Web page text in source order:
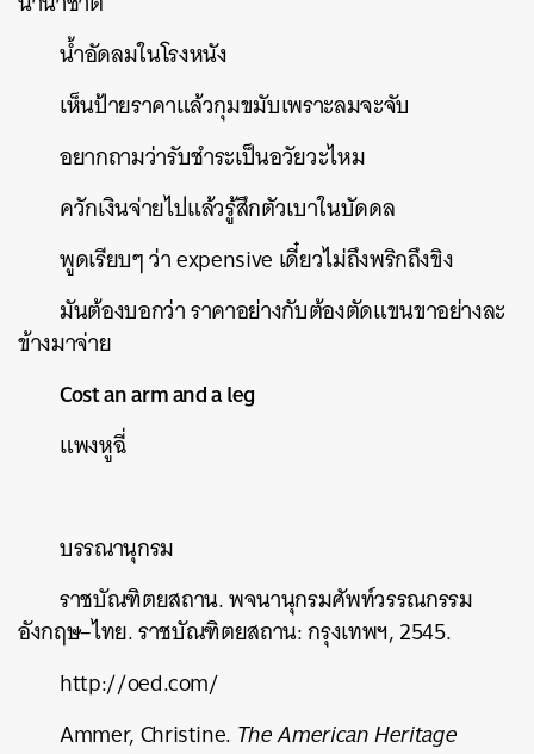
น้ำอัดลมในโรงหนัง
เห็นป้ายราคาแล้วกุมขมับเพราะลมจะจับ
อยากถามว่ารับชำระเป็นอวัยวะไหม
ควักเงินจ่ายไปแล้วรู้สึกตัวเบาในบัดดล
พูดเรียบๆว่าexpensive เดี๋ยวไม่ถึงพริกถึงขิง
มันต้องบอกว่าราคาอย่างกับต้องตัดแขนขาอย่างละ
ข้างมาจ่าย
Cost an arm and a leg
แพงหูฉี่
บรรณานุกรม
ราชบัณฑิตยสถาน.พจนานุกรมศัพท์วรรณกรรม
อังกฤษ–ไทย.ราชบัณฑิตยสถาน:กรุงเทพฯ, 2545.
http://oed.com/
Ammer, Christine. The American Heritage